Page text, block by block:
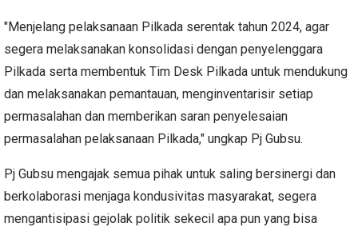
"Menjelang pelaksanaan Pilkada serentak tahun 2024, agar
segera melaksanakan konsolidasi dengan penyelenggara
Pilkada serta membentuk Tim Desk Pilkada untuk mendukung
dan melaksanakan pemantauan, menginventarisir setiap
permasalahan dan memberikan saran penyelesaian
permasalahan pelaksanaan Pilkada," ungkap Pj Gubsu.
Pj Gubsu mengajak semua pihak untuk saling bersinergi dan
berkolaborasi menjaga kondusivitas masyarakat, segera
mengantisipasi gejolak politik sekecil apa pun yang bisa